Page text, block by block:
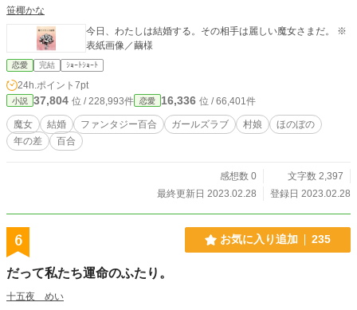
笹椰かな
今日、わたしは結婚する。その相手は麗しい魔女さまだ。 ※
表紙画像／繭様
恋愛 完結 ｼｮｰﾄｼｮｰﾄ
24h.ポイント 7pt
小説 37,804 位 / 228,993件 恋愛 16,336 位 / 66,401件
魔女 結婚 ファンタジー百合 ガールズラブ 村娘
ほのぼの
年の差
百合
感想数 0
文字数 2,397
最終更新日 2023.02.28
登録日 2023.02.28
6 お気に入り追加 235
だって私たち運命のふたり。
十五夜 めい